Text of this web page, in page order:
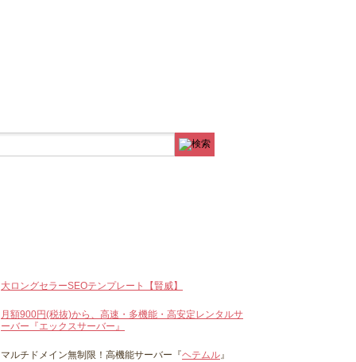
大ロングセラーSEOテンプレート【賢威】
月額900円(税抜)から、高速・多機能・高安定レンタルサ
ーバー『エックスサーバー』
マルチドメイン無制限！高機能サーバー『ヘテムル』